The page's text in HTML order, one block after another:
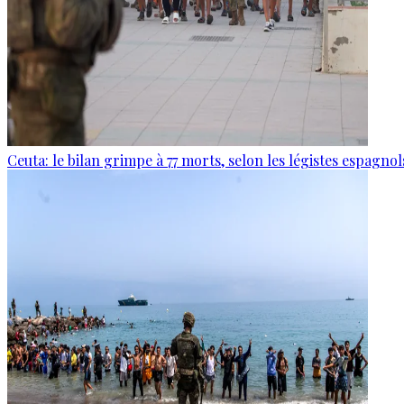
Ceuta: le bilan grimpe à 77 morts, selon les légistes